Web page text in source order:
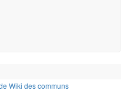
Wiki des communs